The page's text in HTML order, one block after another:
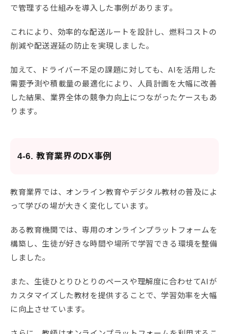
で管理する仕組みを導入した事例があります。
これにより、効率的な配送ルートを設計し、燃料コストの
削減や配送遅延の防止を実現しました。
加えて、ドライバー不足の課題に対しても、AIを活用した
需要予測や積載量の最適化により、人員計画を大幅に改善
した結果、業界全体の競争力向上につながったケースもあ
ります。
4-6. 教育業界のDX事例
教育業界では、オンライン教育やデジタル教材の普及によ
って学びの場が大きく変化しています。
ある教育機関では、専用のオンラインプラットフォームを
構築し、生徒が好きな時間や場所で学習できる環境を整備
しました。
また、生徒ひとりひとりのペースや理解度に合わせてAIが
カスタマイズした教材を提供することで、学習効率を大幅
に向上させています。